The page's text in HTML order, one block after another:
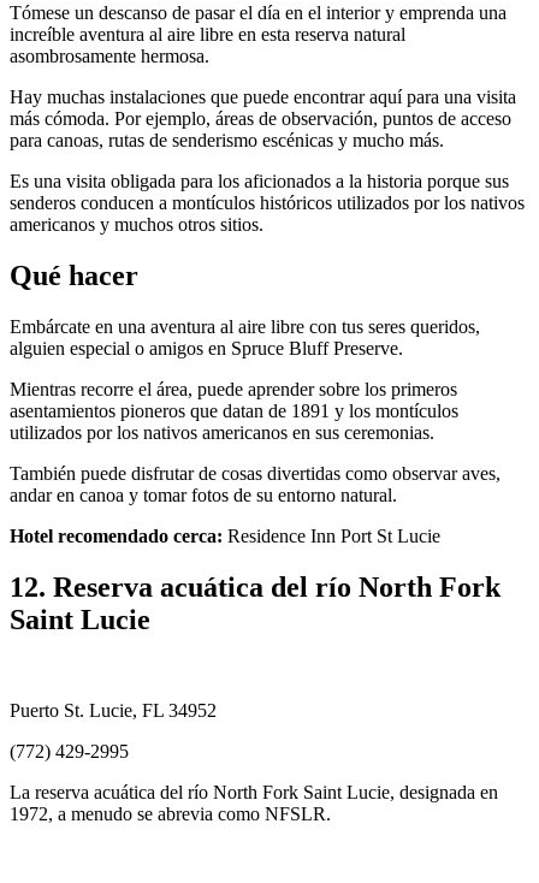
Tómese un descanso de pasar el día en el interior y emprenda una
increíble aventura al aire libre en esta reserva natural
asombrosamente hermosa.
Hay muchas instalaciones que puede encontrar aquí para una visita
más cómoda. Por ejemplo, áreas de observación, puntos de acceso
para canoas, rutas de senderismo escénicas y mucho más.
Es una visita obligada para los aficionados a la historia porque sus
senderos conducen a montículos históricos utilizados por los nativos
americanos y muchos otros sitios.
Qué hacer
Embárcate en una aventura al aire libre con tus seres queridos,
alguien especial o amigos en Spruce Bluff Preserve.
Mientras recorre el área, puede aprender sobre los primeros
asentamientos pioneros que datan de 1891 y los montículos
utilizados por los nativos americanos en sus ceremonias.
También puede disfrutar de cosas divertidas como observar aves,
andar en canoa y tomar fotos de su entorno natural.
Hotel recomendado cerca: Residence Inn Port St Lucie
12. Reserva acuática del río North Fork
Saint Lucie
Puerto St. Lucie, FL 34952
(772) 429-2995
La reserva acuática del río North Fork Saint Lucie, designada en
1972, a menudo se abrevia como NFSLR.